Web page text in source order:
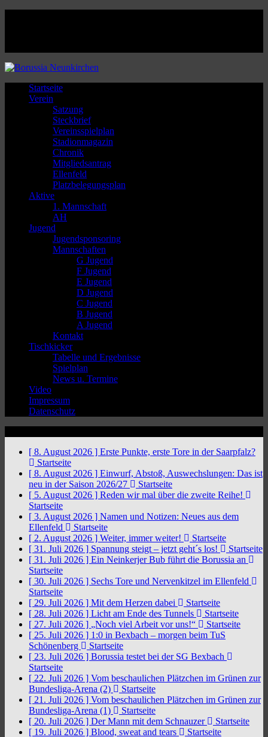
Startseite
Verein
Satzung
Steckbrief
Vereinsspielplan
Stadionmagazin
Chronik
Mitgliedsantrag
Ellenfeld
Platzbelegungsplan
Aktive
1. Mannschaft
AH
Jugend
Jugendsponsoring
Mannschaften
G Jugend
F Jugend
E Jugend
D Jugend
C Jugend
B Jugend
A Jugend
Kontakt
Tischkicker
Tabelle und Ergebnisse
Spielplan
News u. Termine
Video
Impressum
Datenschutz
[ 8. August 2026 ] Erste Punkte, erste Tore in der Saarpfalz?
Startseite
[ 8. August 2026 ] Einwurf, Abstoß, Auswechslungen: Das ist
neu in der Saison 2026/27
Startseite
[ 5. August 2026 ] Reden wir mal über die zweite Reihe!
Startseite
[ 3. August 2026 ] Namen und Notizen: Neues aus dem
Ellenfeld
Startseite
[ 2. August 2026 ] Weiter, immer weiter!
Startseite
[ 31. Juli 2026 ] Spannung steigt – jetzt geht´s los!
Startseite
[ 31. Juli 2026 ] Ein Neinkerjer Bub führt die Borussia an
Startseite
[ 30. Juli 2026 ] Sechs Tore und Nervenkitzel im Ellenfeld
Startseite
[ 29. Juli 2026 ] Mit dem Herzen dabei
Startseite
[ 28. Juli 2026 ] Licht am Ende des Tunnels
Startseite
[ 27. Juli 2026 ] „Noch viel Arbeit vor uns!“
Startseite
[ 25. Juli 2026 ] 1:0 in Bexbach – morgen beim TuS
Schönenberg
Startseite
[ 23. Juli 2026 ] Borussia testet bei der SG Bexbach
Startseite
[ 22. Juli 2026 ] Vom beschaulichen Plätzchen im Grünen zur
Bundesliga-Arena (2)
Startseite
[ 21. Juli 2026 ] Vom beschaulichen Plätzchen im Grünen zur
Bundesliga-Arena (1)
Startseite
[ 20. Juli 2026 ] Der Mann mit dem Schnauzer
Startseite
[ 19. Juli 2026 ] Blood, sweat and tears
Startseite